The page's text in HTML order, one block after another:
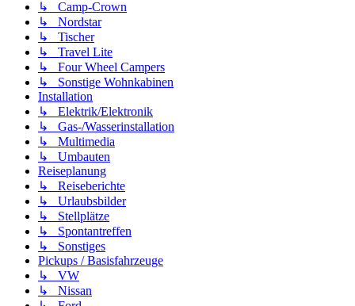
↳ Camp-Crown
↳ Nordstar
↳ Tischer
↳ Travel Lite
↳ Four Wheel Campers
↳ Sonstige Wohnkabinen
Installation
↳ Elektrik/Elektronik
↳ Gas-/Wasserinstallation
↳ Multimedia
↳ Umbauten
Reiseplanung
↳ Reiseberichte
↳ Urlaubsbilder
↳ Stellplätze
↳ Spontantreffen
↳ Sonstiges
Pickups / Basisfahrzeuge
↳ VW
↳ Nissan